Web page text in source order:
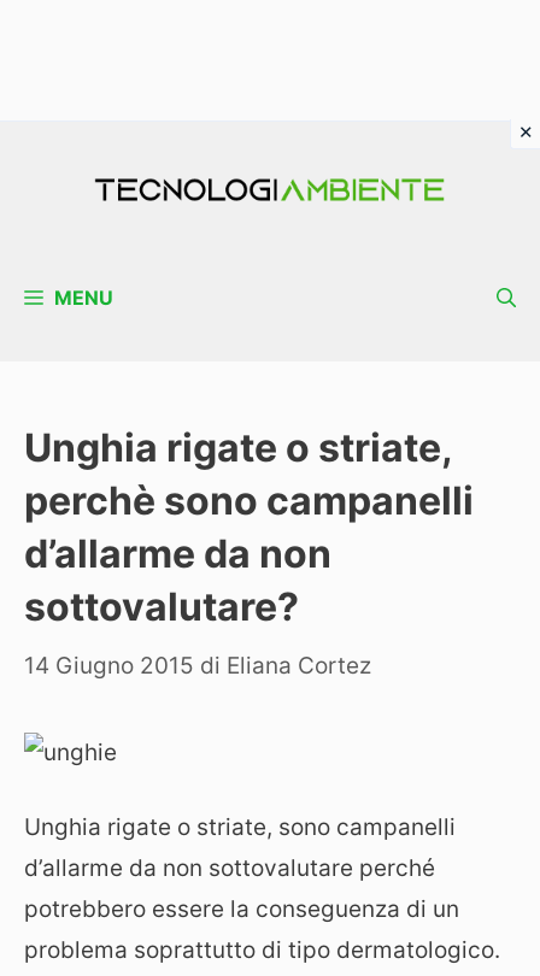
MENU
Unghia rigate o striate,
perchè sono campanelli
d’allarme da non
sottovalutare?
14 Giugno 2015 di Eliana Cortez
Unghia rigate o striate, sono campanelli
d’allarme da non sottovalutare perché
potrebbero essere la conseguenza di un
problema soprattutto di tipo dermatologico.